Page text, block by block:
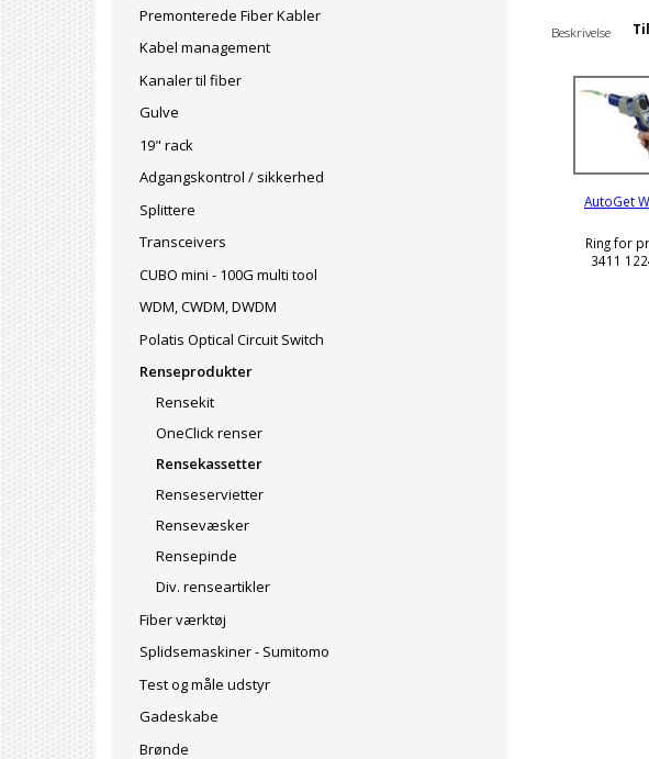
Premonterede Fiber Kabler
Kabel management
Kanaler til fiber
Gulve
19" rack
Adgangskontrol / sikkerhed
Splittere
Transceivers
CUBO mini - 100G multi tool
WDM, CWDM, DWDM
Polatis Optical Circuit Switch
Renseprodukter
Rensekit
OneClick renser
Rensekassetter
Renseservietter
Rensevæsker
Rensepinde
Div. renseartikler
Fiber værktøj
Splidsemaskiner - Sumitomo
Test og måle udstyr
Gadeskabe
Brønde
Beskrivelse
AutoGet
Ring for
3411